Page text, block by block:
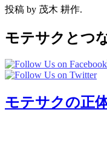
投稿 by 茂木 耕作.
モテサクとつ
モテサクの正